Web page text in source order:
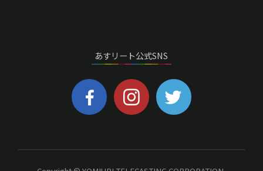
あすリート公式SNS